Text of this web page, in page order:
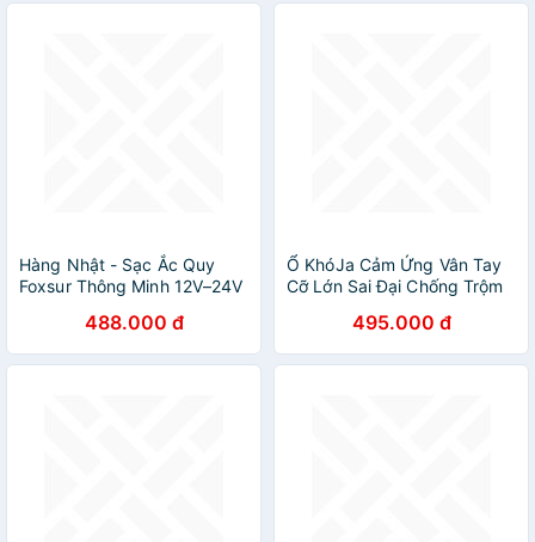
Hàng Nhật - Sạc Ắc Quy
Foxsur Thông Minh 12V–24V
Sunfat, Phục Hồi Ắc Quy
Siêu Hiệu Quả , đèn ốp trần
488.000 đ
Ổ KhóJa Cảm Ứng Vân Tay
Cỡ Lớn Sai Đại Chống Trộm
Cao, Chống Trộm Hiệu Quả ,
ĐÈN ỐP TRẦN
495.000 đ